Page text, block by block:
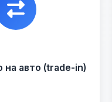
на авто (trade-in)
автомобиль с
подобрав вам
вариант.